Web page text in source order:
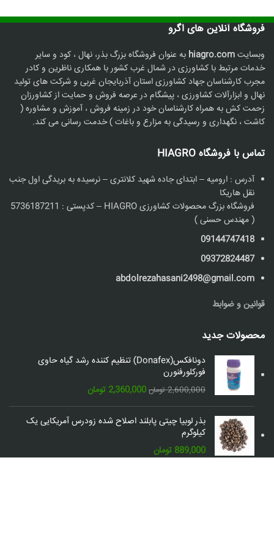
فروشگاه آنلاین های اگرو
وبسایتhiagro.com به عنوان فروشگاه بزرگ بذر، نهال ، کود و سایر
خدمات مرتبط با کشاورزی در شمال غرب کشور با همکاری ناظرین و کادر
مجرب کارشناسان جهاد کشاورزی استان آذربایجان غربی و شرکت های تولید
نهال و ابزارآلات کشاورزی ، پیشگام در عرصه فروش و حمایت از کشاورزان
زحمت کش به همراه کارشناسان خود در زمینه فروش ، آموزش و مشاوره (
کاشت ، نگهداری و رسیدگی به مزارع و باغات ) خدمت رسانی می کند.
تماس با فروشگاه HIAGRO
آدرس : ارومیه – ابتدای جاده شهید کلانتری – نرسیده به بریدگی اول جنب
نقل هاریکا
فروشگاه بزرگ محصولات کشاورزی HIAGRO – کدپستی : 5736187211
( مهندس حسنی )
09144747418
09372824487
abdolrezahasani2498@gmail.com
قوانین و ضوابط
محصولات جدید
دونافکس(Donafex) تنظیم کننده رشد گیاه حاوی
فورکلورفنورن
2,600,000 تومان قیمت
اصلی:
2,600,000 تومان
2,360,000 تومانقیمت
فعلی:
2,360,000 تومان.
بذر لوبیا چیتی پابلند اصلاح شده زودرس آمریکایی یک
کیلوگرم
889,000 تومان